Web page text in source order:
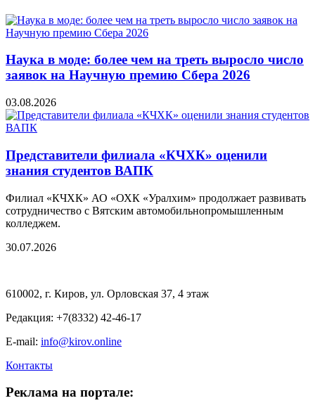
Наука в моде: более чем на треть выросло число
заявок на Научную премию Сбера 2026
03.08.2026
Представители филиала «КЧХК» оценили
знания студентов ВАПК
Филиал «КЧХК» АО «ОХК «Уралхим» продолжает развивать
сотрудничество с Вятским автомобильнопромышленным
колледжем.
30.07.2026
610002, г. Киров, ул. Орловская 37, 4 этаж
Редакция: +7(8332) 42-46-17
E-mail: info@kirov.online
Контакты
Реклама на портале: